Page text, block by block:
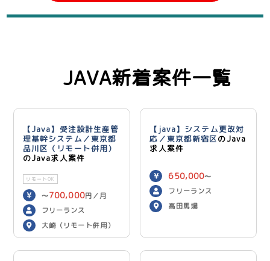
JAVA新着案件一覧
【Java】受注設計生産管
理基幹システム／東京都
品川区（リモート併用）
のJava求人案件
リモートOK
〜700,000円／月
フリーランス
大崎（リモート併用）
【java】システム更改対
応／東京都新宿区のJava
求人案件
650,000〜
750,000 円／月
フリーランス
高田馬場